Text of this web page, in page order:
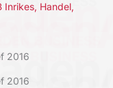
Inrikes, Handel,
2016
2016